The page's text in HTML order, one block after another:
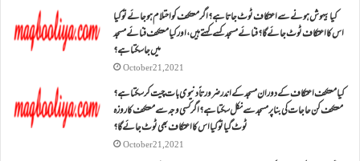
کیا بیہوش ہونے سے اعتکاف ٹوٹ جاتا ہے؟ اگر معتکف کو احتلام ہو جائے تو کیا
اس کا اعتکاف ٹوٹ جائے گا؟فنائے مسجد کسے کہتے ہیں ، اور کیا معتکف فنائے مسجد
میں جا سکتا ہے؟
October 21, 2021
کیا معتکف اعتکاف کے دوران مسجد کے اندر ضرورتاً دنیوی بات چیت کر سکتا ہے؟
معتکف کن حاجات کی بنا پر مسجد سے نکل سکتا ہے؟ اگر کسی وجہ سے معتکف کا روزہ
ٹوٹ گیا تو کیا اس کا اعتکاف بھی ٹوٹ جائے گا؟
October 21, 2021